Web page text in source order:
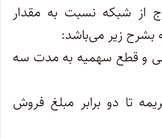
از شبکه نسبت به مقدار
بشرح زیر می‌باشد:
و قطع سهمیه به مدت سه
تا دو برابر مبلغ فروش